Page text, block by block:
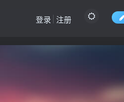
登录 注册